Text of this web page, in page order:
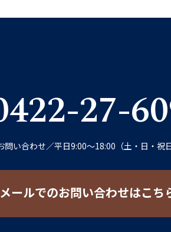
27-
問い合わせ／平日9:00〜18:00（土・日・祝
メールでのお問い合わせはこち